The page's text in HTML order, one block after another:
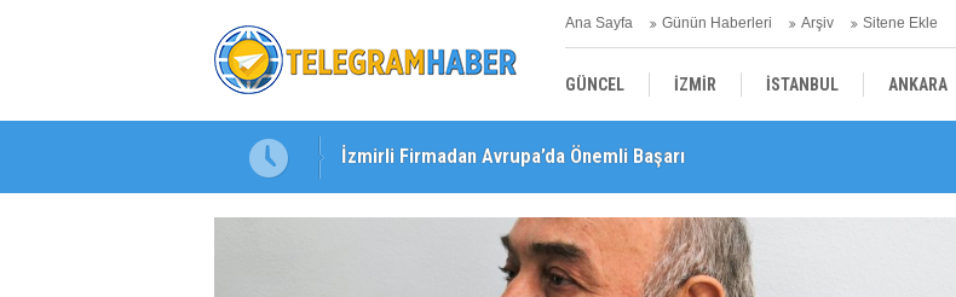
Ana Sayfa Günün Haberleri Arşiv Sitene Ekle
GÜNCEL İZMİR İSTANBUL ANKARA
YEREL
İzmirli Firmadan Avrupa’da Önemli Başarı
Özel Okullarda Alarm Zilleri! "Teşvikler Kalktı, Veli Devlet Okuluna Yöneldi"